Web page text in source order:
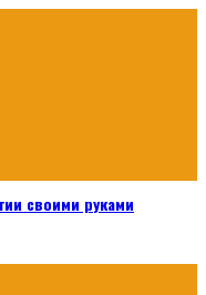
своими руками